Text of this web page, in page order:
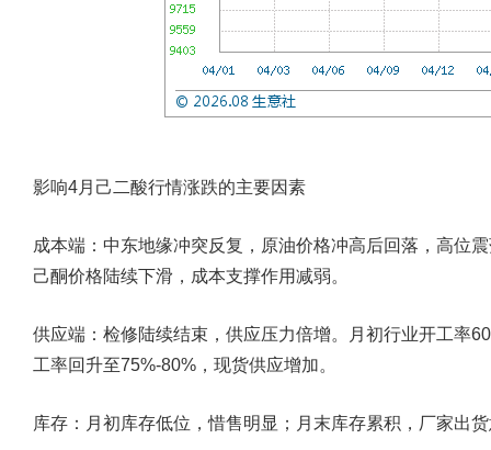
影响4月己二酸行情涨跌的主要因素
成本端 ：中东地缘冲突反复，原油价格冲高后回落，高位
己酮价格陆续下滑，成本支撑作用减弱。
供应端 ：检修陆续结束，供应压力倍增。月初行业开工率
工率回升至75%-80%，现货供应增加。
库存 ：月初库存低位，惜售明显；月末库存累积，厂家出